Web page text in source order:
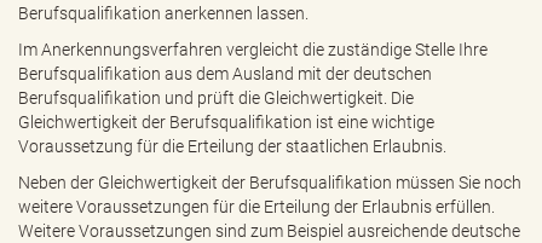
Berufsqualifikation anerkennen lassen.
Im Anerkennungsverfahren vergleicht die zuständige Stelle Ihre
Berufsqualifikation aus dem Ausland mit der deutschen
Berufsqualifikation und prüft die Gleichwertigkeit. Die
Gleichwertigkeit der Berufsqualifikation ist eine wichtige
Voraussetzung für die Erteilung der staatlichen Erlaubnis.
Neben der Gleichwertigkeit der Berufsqualifikation müssen Sie noch
weitere Voraussetzungen für die Erteilung der Erlaubnis erfüllen.
Weitere Voraussetzungen sind zum Beispiel ausreichende deutsche